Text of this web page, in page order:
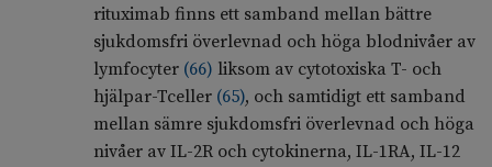
rituximab finns ett samband mellan bättre
sjukdomsfri överlevnad och höga blodnivåer av
lymfocyter (66) liksom av cytotoxiska T- och
hjälpar-Tceller (65), och samtidigt ett samband
mellan sämre sjukdomsfri överlevnad och höga
nivåer av IL-2R och cytokinerna, IL-1RA, IL-12